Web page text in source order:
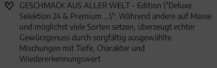
GESCHMACK AUS ALLER WELT - Edition \"Deluxe
Selektion 24 & Premium ...\": Während andere auf Masse
und möglichst viele Sorten setzen, überzeugt echter
Gewürzgenuss durch sorgfältig ausgewählte
Mischungen mit Tiefe, Charakter und
Wiedererkennungswert